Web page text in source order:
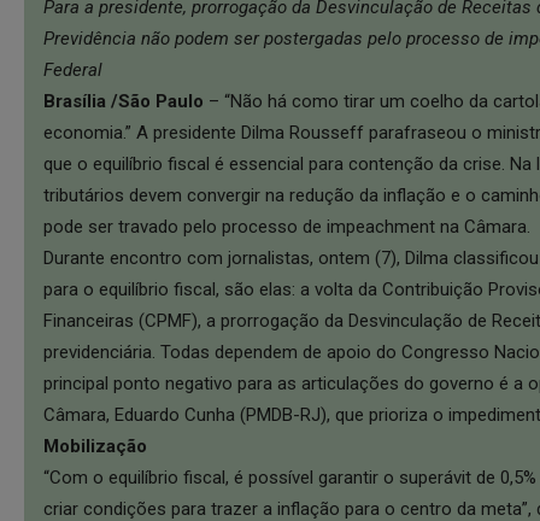
Para a presidente, prorrogação da Desvinculação de Receitas
Previdência não podem ser postergadas pelo processo de
Federal
Brasília /São Paulo – “Não há como tirar um coelho da
economia.” A presidente Dilma Rousseff parafraseou o
que o equilíbrio fiscal é essencial para contenção da crise.
tributários devem convergir na redução da inflação e o
pode ser travado pelo processo de impeachment na Câmara.
Durante encontro com jornalistas, ontem (7), Dilma
para o equilíbrio fiscal, são elas: a volta da Contribuição
Financeiras (CPMF), a prorrogação da Desvinculação de
previdenciária. Todas dependem de apoio do Congresso
principal ponto negativo para as articulações do governo é a
Câmara, Eduardo Cunha (PMDB-RJ), que prioriza o
Mobilização
“Com o equilíbrio fiscal, é possível garantir o superávit de
criar condições para trazer a inflação para o centro da meta”,